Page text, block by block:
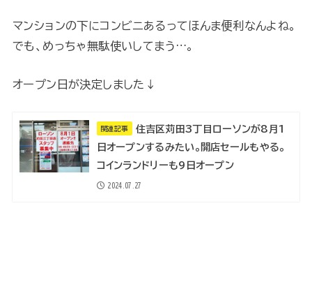
マンションの下にコンビニあるってほんま便利なんよね。
でも、めっちゃ無駄使いしてまう…。
オープン日が決定しました↓
関連記事
住吉区苅田3丁目ローソンが8月1
日オープンするみたい。開店セールもやる。
コインランドリーも9日オープン
2024.07.27